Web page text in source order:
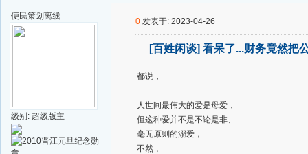
便民策划 离线
级别: 超级版主
0 发表于: 2023-04-26
[百姓闲谈] 看呆了...财务竟然把
都说，
人世间最伟大的爱是母爱，
但这种爱并不是不论是非、
毫无原则的溺爱，
不然，